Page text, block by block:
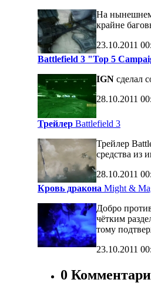
На нынешнем
крайне
23.10.2011
Battlefield 3 "Top 5
IGN сделал
28.10.2011
Трейлер Battlefield 3
Трейлер
средства из
28.10.2011
Кровь дракона Might &
Добро
чётким
тому
23.10.2011
0